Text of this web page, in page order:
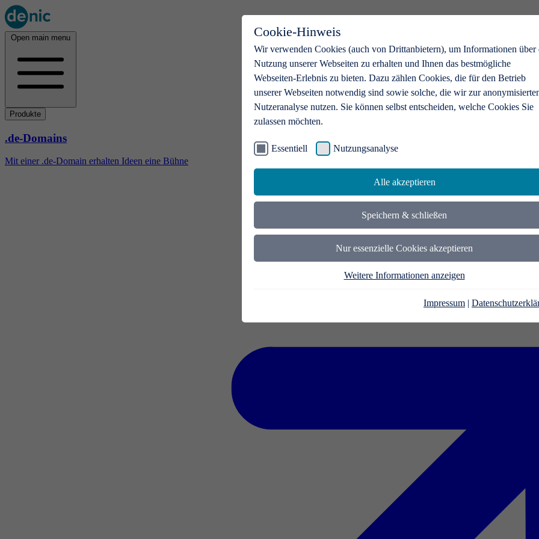
Cookie-Hinweis
Wir verwenden Cookies (auch von Drittanbietern), um Informationen über
Nutzung unserer Webseiten zu erhalten und Ihnen das bestmögliche
Webseiten-Erlebnis zu bieten. Dazu zählen Cookies, die für den Betrieb
unserer Webseiten notwendig sind sowie solche, die wir zur
Nutzeranalyse nutzen. Sie können selbst entscheiden, welche Cookies Sie
zulassen möchten.
Essentiell Nutzungsanalyse
Alle akzeptieren
Speichern & schließen
Nur essenzielle Cookies akzeptieren
Weitere Informationen anzeigen
Impressum |
Open main menu
Produkte
.de-Domains
Mit einer .de-Domain erhalten Ideen eine Bühne